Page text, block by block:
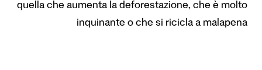
quella che aumenta la deforestazione, che è molto
inquinante o che si ricicla a malapena